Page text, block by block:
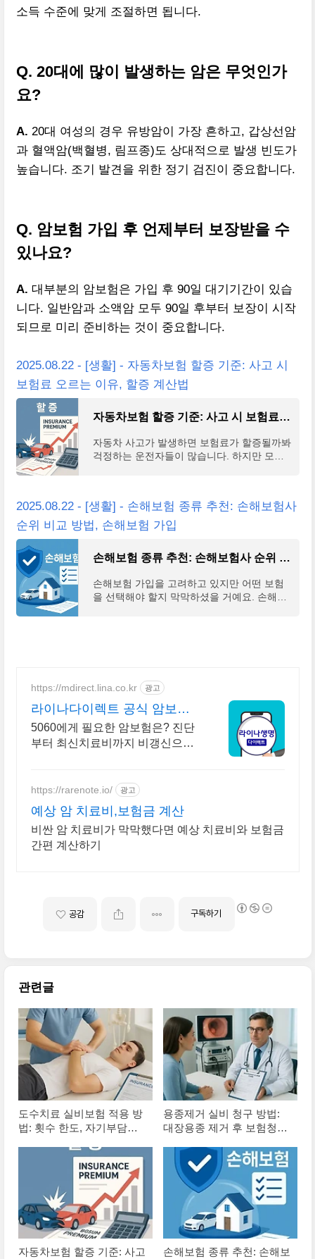
소득 수준에 맞게 조절하면 됩니다.
Q. 20대에 많이 발생하는 암은 무엇인가
요?
A. 20대 여성의 경우 유방암이 가장 흔하고, 갑상선암
과 혈액암(백혈병, 림프종)도 상대적으로 발생 빈도가
높습니다. 조기 발견을 위한 정기 검진이 중요합니다.
Q. 암보험 가입 후 언제부터 보장받을 수
있나요?
A. 대부분의 암보험은 가입 후 90일 대기기간이 있습
니다. 일반암과 소액암 모두 90일 후부터 보장이 시작
되므로 미리 준비하는 것이 중요합니다.
2025.08.22 - [생활] - 자동차보험 할증 기준: 사고 시
보험료 오르는 이유, 할증 계산법
자동차보험 할증 기준: 사고 시 보험료 오르는 이유, 할증 계산법
자동차 사고가 발생하면 보험료가 할증될까봐
걱정하는 운전자들이 많습니다. 하지만 모든
2025.08.22 - [생활] - 손해보험 종류 추천: 손해보험사
순위 비교 방법, 손해보험 가입
손해보험 종류 추천: 손해보험사 순위 비교 방법, 손해보험 가입
손해보험 가입을 고려하고 있지만 어떤 보험
을 선택해야 할지 막막하셨을 거예요. 손해보
https://mdirect.lina.co.kr 광고
라이나다이렉트 공식 암보험
비갱신이니까 보험료 인상없
이
5060에게 필요한 암보험은? 진단
부터 최신치료비까지 비갱신으로
https://rarenote.io/ 광고
예상 암 치료비,보험금 계산
비싼 암 치료비가 막막했다면 예상 치료비와 보험금
간편 계산하기
공감 구독하기
관련글
도수치료 실비보험 적용 방
법: 횟수 한도, 자기부담금,
용종제거 실비 청구 방법:
대장용종 제거 후 보험청구,
자동차보험 할증 기준: 사고 손해보험 종류 추천: 손해보